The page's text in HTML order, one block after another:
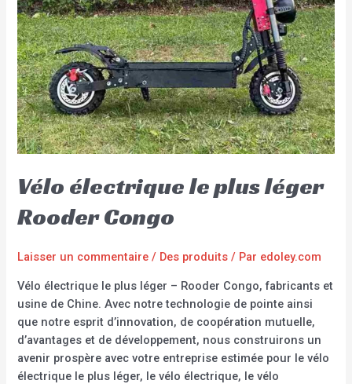
Vélo électrique le plus léger
Rooder Congo
Laisser un commentaire / Des produits / Par edoley.com
Vélo électrique le plus léger – Rooder Congo, fabricants et
usine de Chine. Avec notre technologie de pointe ainsi
que notre esprit d’innovation, de coopération mutuelle,
d’avantages et de développement, nous construirons un
avenir prospère avec votre entreprise estimée pour le vélo
électrique le plus léger, le vélo électrique, le vélo